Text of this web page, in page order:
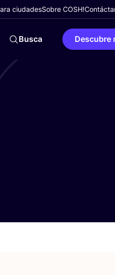
ciudadesSobre COSH!
Busca Descubre